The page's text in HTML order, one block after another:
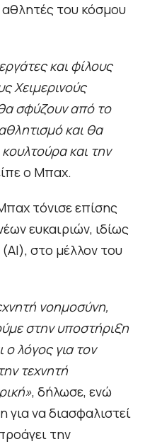
του κόσμου
και φίλους
Χειμερινούς
σφύζουν από το
και θα
και την
ο Μπαχ.
τόνισε επίσης
ευκαιριών, ιδίως
στο μέλλον του
νοημοσύνη,
στην υποστήριξη
λόγος για τον
τεχνητή
, δήλωσε, ενώ
να διασφαλιστεί
την